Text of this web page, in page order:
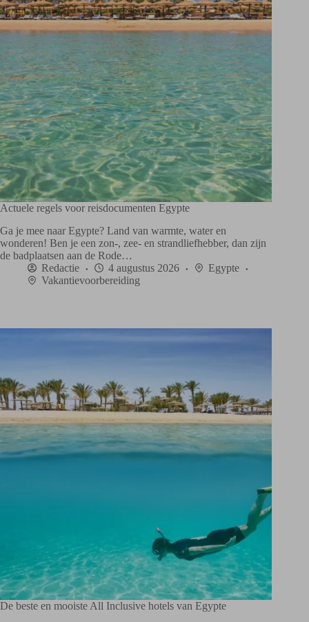
Actuele regels voor reisdocumenten Egypte
Ga je mee naar Egypte? Land van warmte, water en
wonderen! Ben je een zon-, zee- en strandliefhebber, dan zijn
de badplaatsen aan de Rode…
Redactie
4 augustus 2026
Egypte
Vakantievoorbereiding
De beste en mooiste All Inclusive hotels van Egypte